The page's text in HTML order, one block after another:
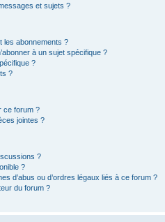
et sujets ?
les abonnements ?
à un sujet spécifique ?
?
?
ce forum ?
jointes ?
?
?
d’abus ou d’ordres légaux liés à ce forum ?
du forum ?